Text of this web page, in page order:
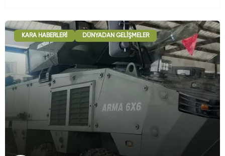
KARA HABERLERI DÜNYADAN GELIŞMELER